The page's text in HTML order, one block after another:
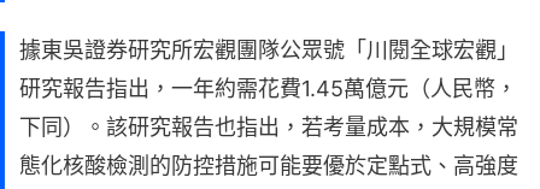
據東吳證券研究所宏觀團隊公眾號「川閱全球宏觀」
研究報告指出，一年約需花費1.45萬億元（人民幣，
下同）。該研究報告也指出，若考量成本，大規模常
態化核酸檢測的防控措施可能要優於定點式、高強度